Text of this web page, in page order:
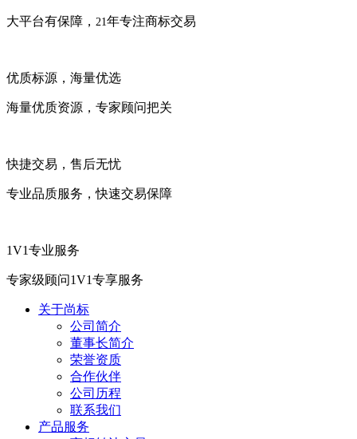
大平台有保障， 21 年专注商标交易
优质标源，海量优选
海量优质资源，专家顾问把关
快捷交易，售后无忧
专业品质服务，快速交易保障
1V1专业服务
专家级顾问1V1专享服务
关于尚标
公司简介
董事长简介
荣誉资质
合作伙伴
公司历程
联系我们
产品服务